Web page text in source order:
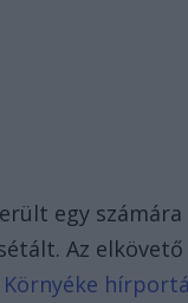
egy számára
Az elkövető
Környéke